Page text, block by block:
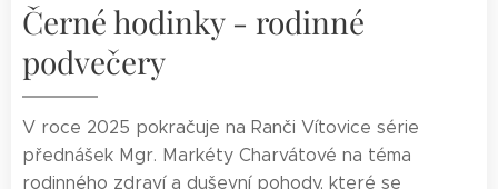
Černé hodinky - rodinné
podvečery
V roce 2025 pokračuje na Ranči Vítovice série
přednášek Mgr. Markéty Charvátové na téma
rodinného zdraví a duševní pohody, které se